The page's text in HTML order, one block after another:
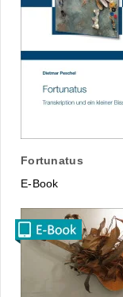
Fortunatus
E-Book